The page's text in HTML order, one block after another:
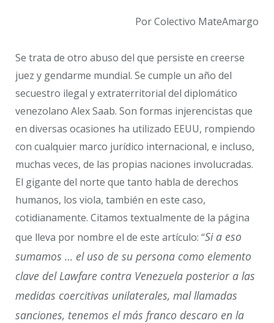
Por Colectivo MateAmargo
Se trata de otro abuso del que persiste en creerse
juez y gendarme mundial. Se cumple un año del
secuestro ilegal y extraterritorial del diplomático
venezolano Alex Saab. Son formas injerencistas que
en diversas ocasiones ha utilizado EEUU, rompiendo
con cualquier marco jurídico internacional, e incluso,
muchas veces, de las propias naciones involucradas.
El gigante del norte que tanto habla de derechos
humanos, los viola, también en este caso,
cotidianamente. Citamos textualmente de la página
que lleva por nombre el de este artículo: “Si a eso
sumamos … el uso de su persona como elemento
clave del Lawfare contra Venezuela posterior a las
medidas coercitivas unilaterales, mal llamadas
sanciones, tenemos el más franco descaro en la